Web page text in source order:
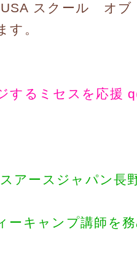
スクール オ
す。
するミセスを応援
アースジャパン長
ーキャンプ講師を